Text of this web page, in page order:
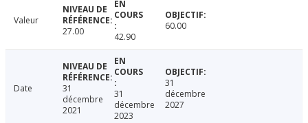
Valeur
27.00
42.90
60.00
Date
31
décembre
2021
31
décembre
2023
31
décembre
2027